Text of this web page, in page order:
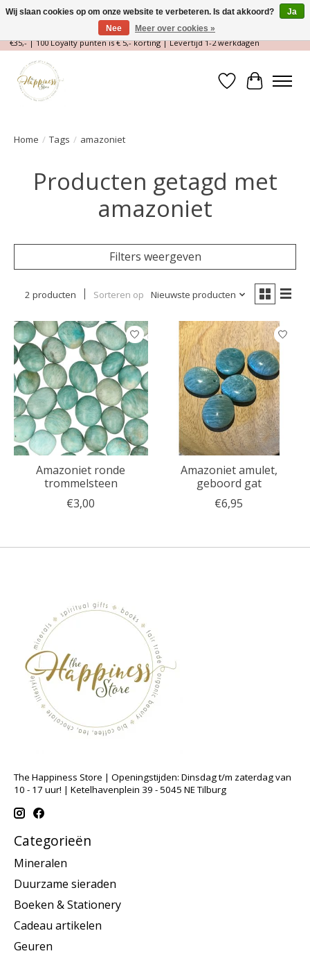
Magische Conceptstore, Edelstenen & Spirituele winkel | Gratis verzending >
€35,- | 100 Loyalty punten is € 5,- korting | Levertijd 1-2 werkdagen
Verlanglijst
Home / Tags / amazoniet
Producten getagd met
amazoniet
Filters weergeven
2 producten Sorteren op Nieuwste producten
Amazoniet ronde
trommelsteen
€3,00
Amazoniet amulet,
geboord gat
€6,95
The Happiness Store | Openingstijden: Dinsdag t/m zaterdag van
10 - 17 uur! | Ketelhavenplein 39 - 5045 NE Tilburg
Categorieën
Mineralen
Duurzame sieraden
Boeken & Stationery
Cadeau artikelen
Geuren
Wij slaan cookies op om onze website te verbeteren. Is dat akkoord?
Ja
Nee
Meer over cookies »